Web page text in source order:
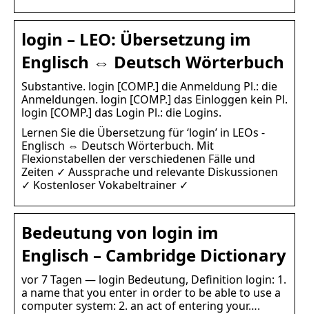
login – LEO: Übersetzung im
Englisch ⇔ Deutsch Wörterbuch
Substantive. login [COMP.] die Anmeldung Pl.: die
Anmeldungen. login [COMP.] das Einloggen kein Pl.
login [COMP.] das Login Pl.: die Logins.
Lernen Sie die Übersetzung für ‘login’ in LEOs ­
Englisch ⇔ Deutsch­ Wörterbuch. Mit
Flexionstabellen der verschiedenen Fälle und
Zeiten ✓ Aussprache und relevante Diskussionen
✓ Kostenloser Vokabeltrainer ✓
Bedeutung von login im
Englisch – Cambridge Dictionary
vor 7 Tagen — login Bedeutung, Definition login: 1.
a name that you enter in order to be able to use a
computer system: 2. an act of entering your….